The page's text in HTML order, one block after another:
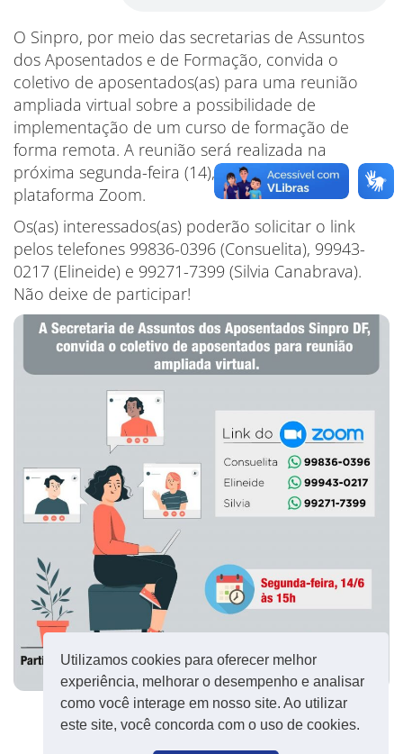
Utilizamos cookies para oferecer melhor
experiência, melhorar o desempenho e analisar
como você interage em nosso site. Ao utilizar
este site, você concorda com o uso de cookies.
O Sinpro, por meio das secretarias de Assuntos
dos Aposentados e de Formação, convida o
coletivo de aposentados(as) para uma reunião
ampliada virtual sobre a possibilidade de
implementação de um curso de formação de
forma remota. A reunião será realizada na
próxima segunda-feira (14), às 15h, pela
plataforma Zoom.
Os(as) interessados(as) poderão solicitar o link
pelos telefones 99836-0396 (Consuelita), 99943-
0217 (Elineide) e 99271-7399 (Silvia Canabrava).
Não deixe de participar!